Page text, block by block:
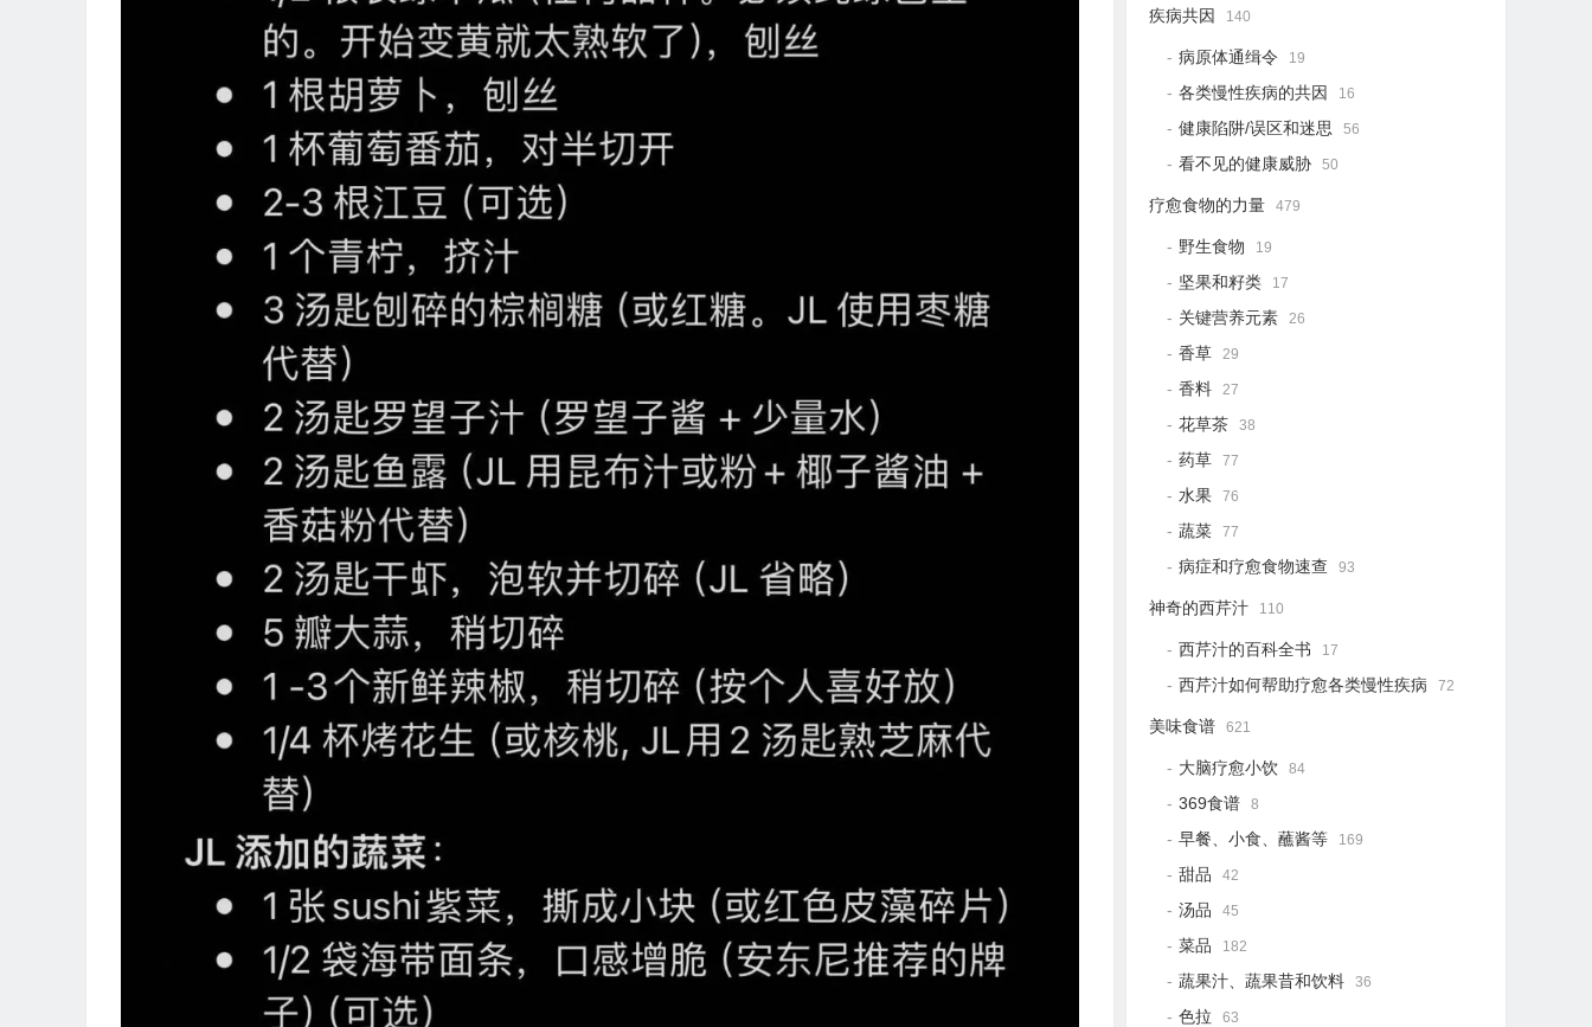
疾病共因 140
病原体通缉令 19
各类慢性疾病的共因 16
健康陷阱/误区和迷思 56
看不见的健康威胁 50
疗愈食物的力量 479
野生食物 19
坚果和籽类 17
关键营养元素 26
香草 29
香料 27
花草茶 38
药草 77
水果 76
蔬菜 77
病症和疗愈食物速查 93
神奇的西芹汁 110
西芹汁的百科全书 17
西芹汁如何帮助疗愈各类慢性疾病 72
美味食谱 621
大脑疗愈小饮 84
369食谱 8
早餐、小食、蘸酱等 169
甜品 42
汤品 45
菜品 182
蔬果汁、蔬果昔和饮料 36
色拉 63